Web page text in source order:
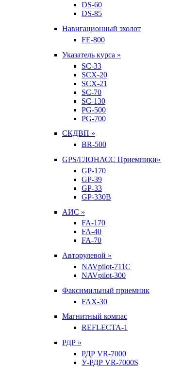
DS-60
DS-85
Навигационный эхолот
FE-800
Указатель курса »
SC-33
SCX-20
SCX-21
SC-70
SC-130
PG-500
PG-700
СКДВП »
BR-500
GPS/ГЛОНАСС Приемники»
GP-170
GP-39
GP-33
GP-330B
АИС »
FA-170
FA-40
FA-70
Авторулевой »
NAVpilot-711С
NAVpilot-300
Факсимильный приемник
FAX-30
Магнитный компас
REFLECTA-1
РДР »
РДР VR-7000
У-РДР VR-7000S